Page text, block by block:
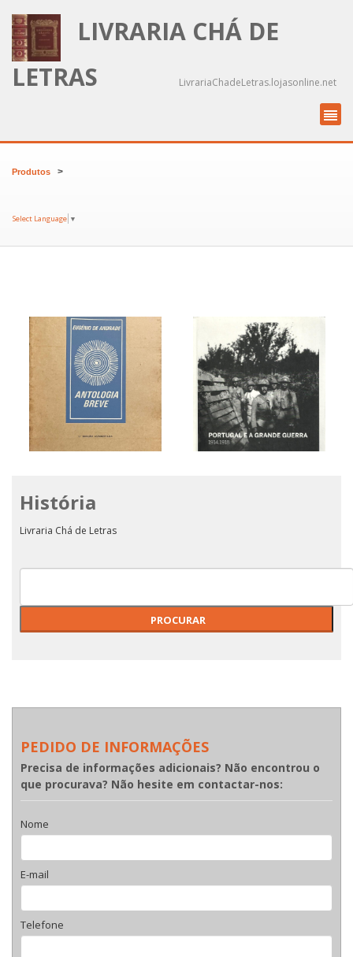
LIVRARIA CHÁ DE
LETRAS
LivrariaChadeLetras.lojasonline.net
Produtos >
Select Language ▼
ANTOLOGIA BREVE -
EUGÉNIO DE ANDRADE
História
Livraria Chá de Letras
PEDIDO DE INFORMAÇÕES
Precisa de informações adicionais? Não encontrou o
que procurava? Não hesite em contactar-nos:
Nome
E-mail
Telefone